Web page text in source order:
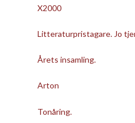
X2000
Litteraturpristagare. Jo
Årets insamling.
Arton
Tonåring.